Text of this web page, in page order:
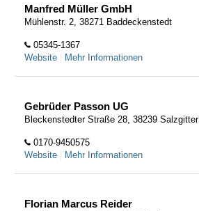
Manfred Müller GmbH
Mühlenstr. 2, 38271 Baddeckenstedt
05345-1367
Website
Mehr Informationen
Gebrüder Passon UG
Bleckenstedter Straße 28, 38239 Salzgitter
0170-9450575
Website
Mehr Informationen
Florian Marcus Reider